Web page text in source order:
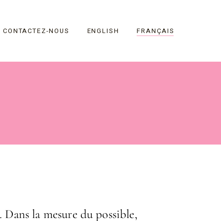
CONTACTEZ-NOUS ENGLISH FRANÇAIS
la mesure du possible,